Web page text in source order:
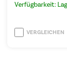
Verfügbarkeit:
VERGLEICHEN